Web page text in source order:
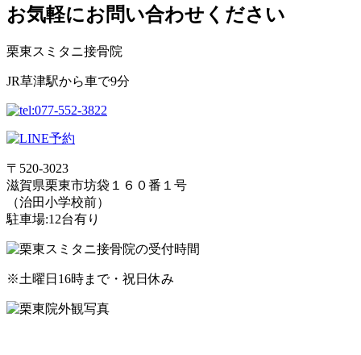
お気軽にお問い合わせください
栗東スミタニ接骨院
JR草津駅から車で9分
〒520-3023
滋賀県栗東市坊袋１６０番１号
（治田小学校前）
駐車場:12台有り
※土曜日16時まで・祝日休み